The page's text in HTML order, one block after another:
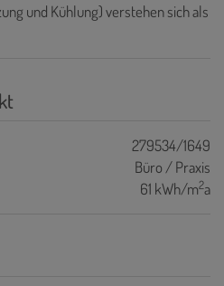
und Kühlung) verstehen sich als
279534/1649
Büro / Praxis
61 kWh/m2a